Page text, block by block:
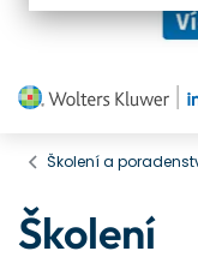
Školení a
Školení